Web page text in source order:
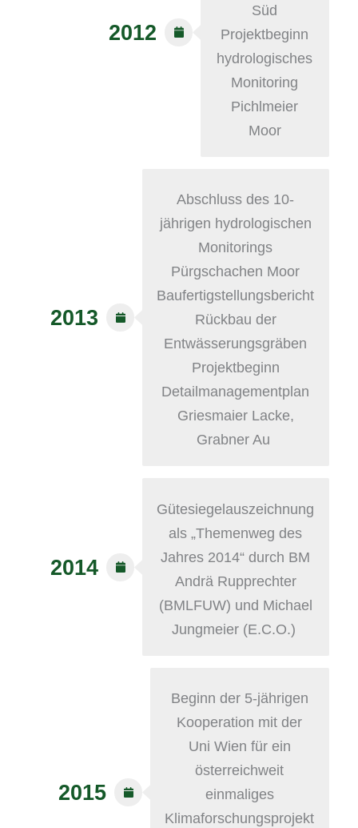
Süd
Projektbeginn
hydrologisches
Monitoring
Pichlmeier
Moor
2012
Abschluss des 10-
jährigen hydrologischen
Monitorings
Pürgschachen Moor
Baufertigstellungsbericht
Rückbau der
Entwässerungsgräben
Projektbeginn
Detailmanagementplan
Griesmaier Lacke,
Grabner Au
2013
Gütesiegelauszeichnung
als „Themenweg des
Jahres 2014“ durch BM
Andrä Rupprechter
(BMLFUW) und Michael
Jungmeier (E.C.O.)
2014
Beginn der 5-jährigen
Kooperation mit der
Uni Wien für ein
österreichweit
einmaliges
Klimaforschungsprojekt
2015